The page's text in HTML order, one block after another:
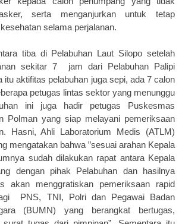
serta menganjurkan untuk tetap
selama perjalanan.
tiba di Pelabuhan Laut Silopo setelah
sekitar 7
jam dari Pelabuhan Palipi
itu aktifitas pelabuhan juga sepi, ada 7 calon
petugas lintas sektor yang menunggu
ini juga hadir petugas Puskesmas
Polman yang siap melayani pemeriksaan
Hasni, Ahli Laboratorium Medis (ATLM)
mengatakan bahwa ”sesuai arahan Kepala
sudah dilakukan rapat antara Kepala
dengan pihak Pelabuhan dan hasilnya
akan menggratiskan pemeriksaan rapid
PNS, TNI, Polri dan Pegawai Badan
(BUMN) yang berangkat bertugas,